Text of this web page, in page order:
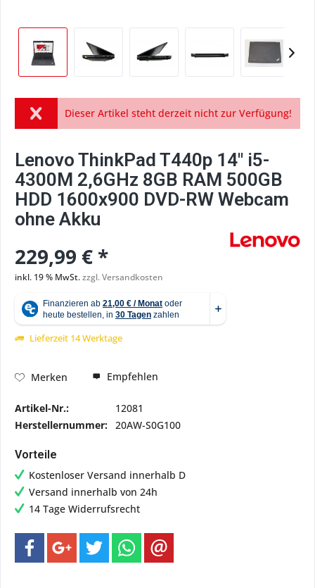
Dieser Artikel steht derzeit nicht zur Verfügung!
Lenovo ThinkPad T440p 14" i5-
4300M 2,6GHz 8GB RAM 500GB
HDD 1600x900 DVD-RW Webcam
ohne Akku
229,99 € *
inkl. 19 % MwSt.zzgl. Versandkosten
Lieferzeit 14 Werktage
Merken Empfehlen
Artikel-Nr.:
12081
Herstellernummer: 20AW-S0G100
Vorteile
Kostenloser Versand innerhalb D
Versand innerhalb von 24h
14 Tage Widerrufsrecht